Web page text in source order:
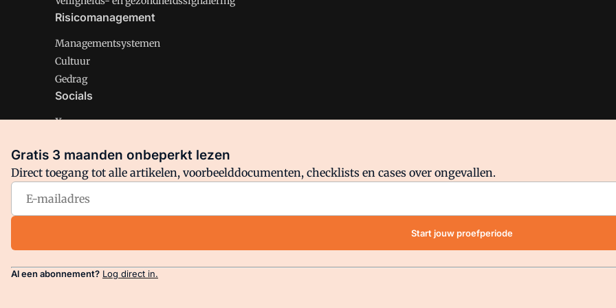
Risicomanagement
Managementsystemen
Cultuur
Gedrag
Socials
X
Facebook
Arbo is onderdeel van VMN media. Lees inons manifestwaar VMN media voor staat. Op gebruik van deze site zijn de
Gratis 3 maanden onbeperkt lezen
Direct toegang tot alle artikelen, voorbeelddocumenten, checklists en cases over ongevallen.
Start jouw proefperiode
Al een abonnement? Log direct in.